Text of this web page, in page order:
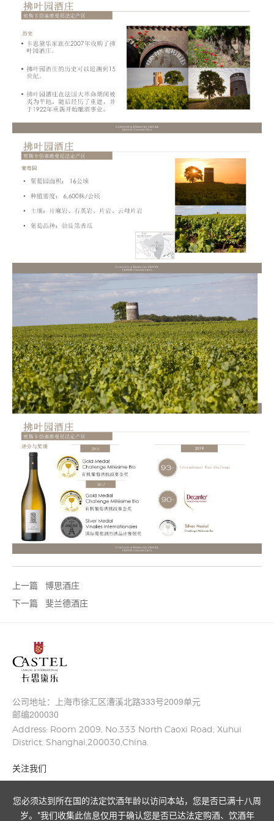
您必须达到所在国的法定饮酒年龄以访问本站，您是否已满十八周
岁。*我们收集此信息仅用于确认您是否已达法定购酒、饮酒年
上一篇
博思酒庄
下一篇
斐兰德酒庄
公司地址：
上海市徐汇区漕溪北路333号2009单元
邮编200030
Address: Room 2009, No.333 North Caoxi Road, Xuhui
District, Shanghai,200030,China.
关注我们